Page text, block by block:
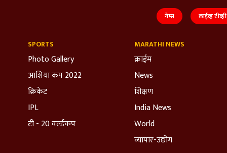
गेम्स लाईव्ह टीव्ही
SPORTS
Photo Gallery
आशिया कप 2022
क्रिकेट
IPL
टी - 20 वर्ल्डकप
MARATHI NEWS
क्राईम
News
शिक्षण
India News
World
व्यापार-उद्योग